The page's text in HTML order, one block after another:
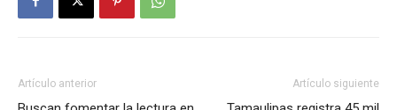
Artículo anterior Artículo siguiente